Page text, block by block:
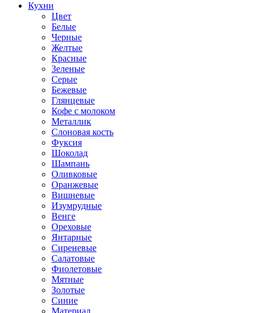
Кухни
Цвет
Белые
Черные
Желтые
Красные
Зеленые
Серые
Бежевые
Глянцевые
Кофе с молоком
Металлик
Слоновая кость
Фуксия
Шоколад
Шампань
Оливковые
Оранжевые
Вишневые
Изумрудные
Венге
Ореховые
Янтарные
Сиреневые
Салатовые
Фиолетовые
Мятные
Золотые
Синие
Материал